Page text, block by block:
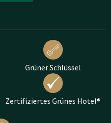
Grüner Schlüssel
Zertifiziertes Grünes Hotel®